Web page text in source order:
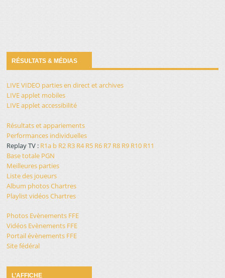
RÉSULTATS & MÉDIAS
LIVE VIDEO parties en direct et archives
LIVE applet mobiles
LIVE applet accessibilité
Résultats et appariements
Performances individuelles
Replay TV : R1a b R2 R3 R4 R5 R6 R7 R8 R9 R10 R11
Base totale PGN
Meilleures parties
Liste des joueurs
Album photos Chartres
Playlist vidéos Chartres
Photos Evènements FFE
Vidéos Evènements FFE
Portail évènements FFE
Site fédéral
L’AFFICHE